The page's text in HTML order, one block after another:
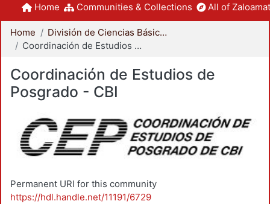
Home Communities & Collections All of
Home
División de Ciencias Básicas e Ingeniería
Coordinación de Estudios de Posgrado - CBI
Coordinación de Estudios de
Posgrado - CBI
Permanent URI for this community
https://hdl.handle.net/11191/6729